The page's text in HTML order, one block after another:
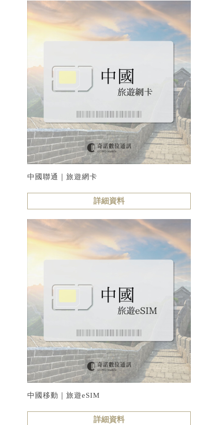
中國聯通｜旅遊網卡
詳細資料
中國移動｜旅遊eSIM
詳細資料